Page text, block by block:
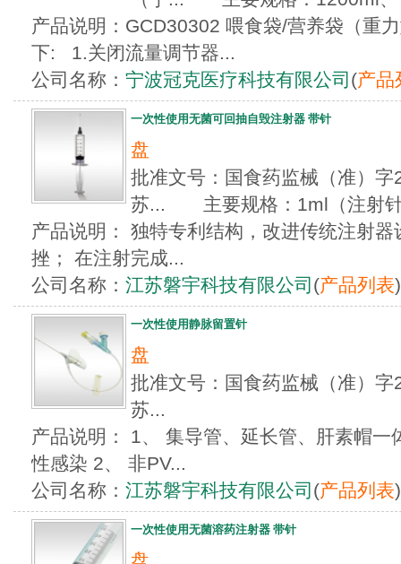
产品说明：GCD30302 喂食袋/营养袋（重
下: 1.关闭流量调节器...
公司名称： 宁波冠克医疗科技有限公司 (产品
一次性使用无菌可回抽自毁注射器 带针
盘
批准文号：国食药监械（准）
苏... 主要规格：1ml（注射
产品说明： 独特专利结构，改进传统注射
挫； 在注射完成...
公司名称： 江苏磐宇科技有限公司 (产品列表)
一次性使用静脉留置针
盘
批准文号：国食药监械（准）
苏...
产品说明： 1、 集导管、延长管、肝素帽一
性感染 2、 非PV...
公司名称： 江苏磐宇科技有限公司 (产品列表)
一次性使用无菌溶药注射器 带针